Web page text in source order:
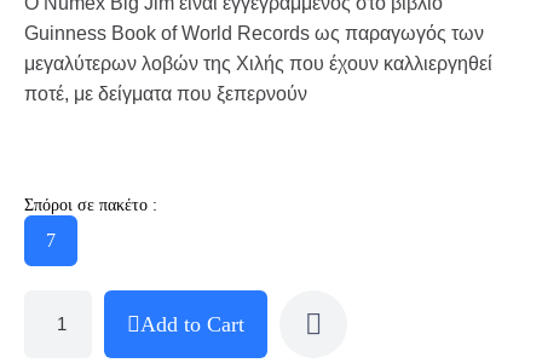
Guinness Book of World Records ως παραγωγός των
μεγαλύτερων λοβών της Χιλής που έχουν καλλιεργηθεί
ποτέ, με δείγματα που ξεπερνούν
Σπόροι σε πακέτο :
7
Add to Cart